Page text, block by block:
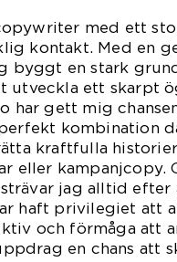
med ett
kontakt. Med en
byggt en stark
ett skarpt
har gett mig
kombination
kraftfulla
eller kampanjcopy.
jag alltid efter
haft privilegiet att
och förmåga att
en chans att